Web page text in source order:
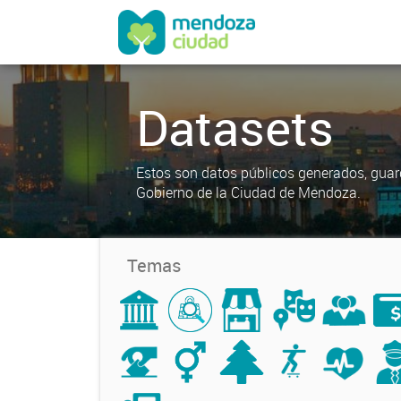
Datasets
Estos son datos públicos generados,
Gobierno de la Ciudad de Mendoza.
Temas